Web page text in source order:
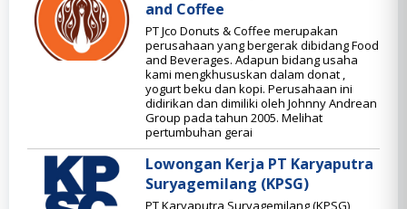
and Coffee
PT Jco Donuts & Coffee merupakan
perusahaan yang bergerak dibidang Food
and Beverages. Adapun bidang usaha
kami mengkhususkan dalam donat ,
yogurt beku dan kopi. Perusahaan ini
didirikan dan dimiliki oleh Johnny Andrean
Group pada tahun 2005. Melihat
pertumbuhan gerai
Lowongan Kerja PT Karyaputra
Suryagemilang (KPSG)
PT Karyaputra Suryagemilang (KPSG)